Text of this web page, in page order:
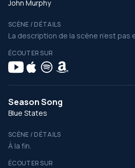
John Murphy
SCÈNE / DÉTAILS
La description de la scène n’est pas
ÉCOUTER SUR
Season Song
Blue States
SCÈNE / DÉTAILS
À la fin.
ÉCOUTER SUR